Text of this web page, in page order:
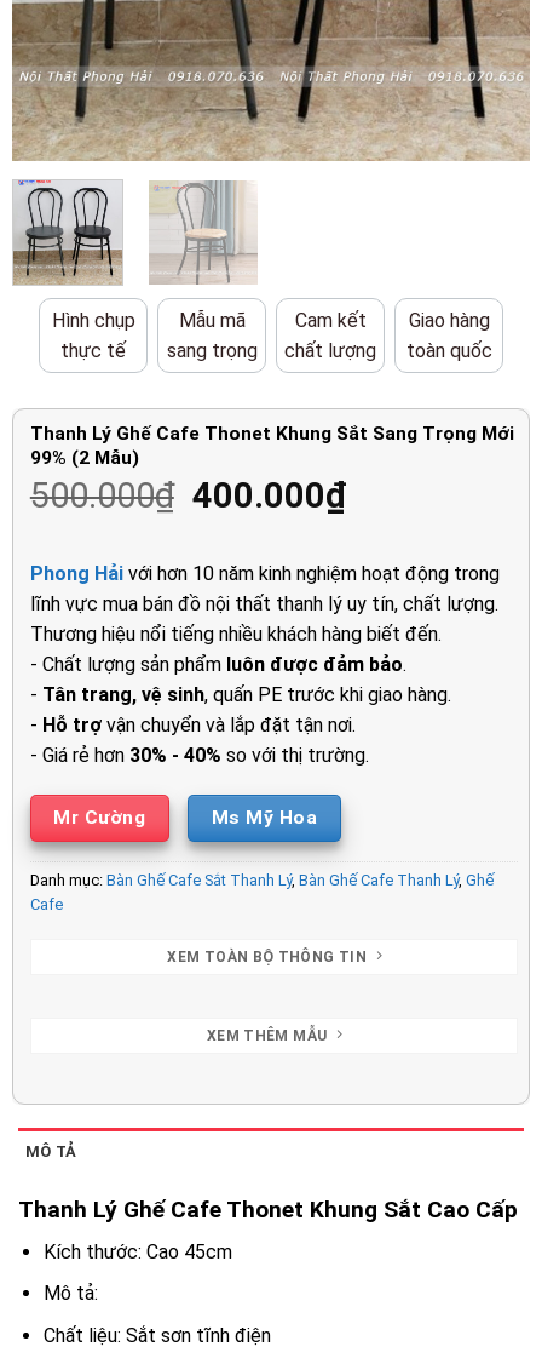
Hình chụp
thực tế
Mẫu mã
sang trọng
Cam kết
chất lượng
Giao hàng
toàn quốc
Thanh Lý Ghế Cafe Thonet Khung Sắt Sang Trọng Mới
99% (2 Mẫu)
500.000₫ Giá
là:
500.000₫.
400.000₫Giá
tại
là:
400.000₫.
Phong Hảivới hơn 10 năm kinh nghiệm hoạt động trong
lĩnh vực mua bán đồ nội thất thanh lý uy tín, chất lượng.
Thương hiệu nổi tiếng nhiều khách hàng biết đến.
- Chất lượng sản phẩm luôn được đảm bảo.
- Tân trang, vệ sinh, quấn PE trước khi giao hàng.
- Hỗ trợvận chuyển và lắp đặt tận nơi.
- Giá rẻ hơn 30% - 40% so với thị trường.
Mr Cường Ms Mỹ Hoa
Danh mục: Bàn Ghế Cafe Sắt Thanh Lý, Bàn Ghế Cafe Thanh Lý, Ghế
Cafe
XEM TOÀN BỘ THÔNG TIN
XEM THÊM MẪU
MÔ TẢ
Thanh Lý Ghế Cafe Thonet Khung Sắt Cao Cấp
Kích thước: Cao 45cm
Mô tả:
Chất liệu: Sắt sơn tĩnh điện